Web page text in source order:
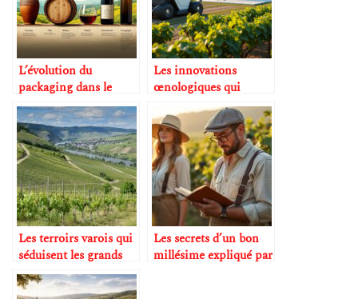
L’évolution du
packaging dans le
monde du vin
Les innovations
œnologiques qui
transforment le
vignoble
Les terroirs varois qui
séduisent les grands
amateurs de vin et
d’investissement
Les secrets d’un bon
millésime expliqué par